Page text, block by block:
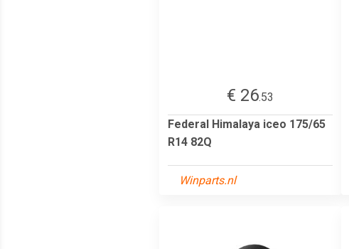
€ 26.53
Federal Himalaya iceo 175/65
R14 82Q
Winparts.nl